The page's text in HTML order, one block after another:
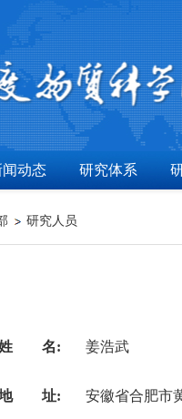
闻动态 研究体系
研究人员
名: 姜浩武
址: 安徽省合肥市